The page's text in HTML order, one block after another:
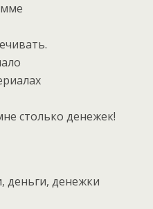
столько денежек!
деньги, денежки